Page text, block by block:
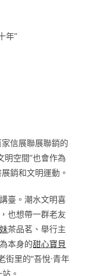
年”
信展聯展聯銷的
明空間”也會作為
銷和文明運動。
臺。潮水文明喜
也想帶一群老友
茶品茗、舉行主
本身的甜心寶貝
里的“吾悅·青年
。